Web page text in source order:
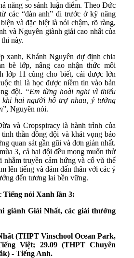
năng so sánh luận điểm. Theo Đức
các “đàn anh” đi trước ở kỹ năng
và đặc biệt là nói chậm, rõ ràng,
và Nguyên giành giải cao nhất của
này.
xanh, Khánh Nguyên dự định chia
bè lớp, nâng cao nhận thức môi
lớp 11 cũng cho biết, cái được lớn
thi là học được niềm tin vào bản
đội. “Em từng hoài nghi vì thiếu
khi hai người hỗ trợ nhau, ý tưởng
”, Nguyên nói.
và Cropspiracy là hành trình của
thần đồng đội và khát vọng bảo
quan sát gần gũi và đơn giản nhất.
3, cả hai đội đều mong muốn thử
nhằm truyền cảm hứng và cổ vũ thế
lên tiếng và dám dấn thân với các ý
đến tương lai bền vững.
Tiếng nói Xanh lần 3:
giành Giải Nhất, các giải thưởng
(THPT Vinschool Ocean Park,
Việt; 29.09 (THPT Chuyên
- Tiếng Anh.